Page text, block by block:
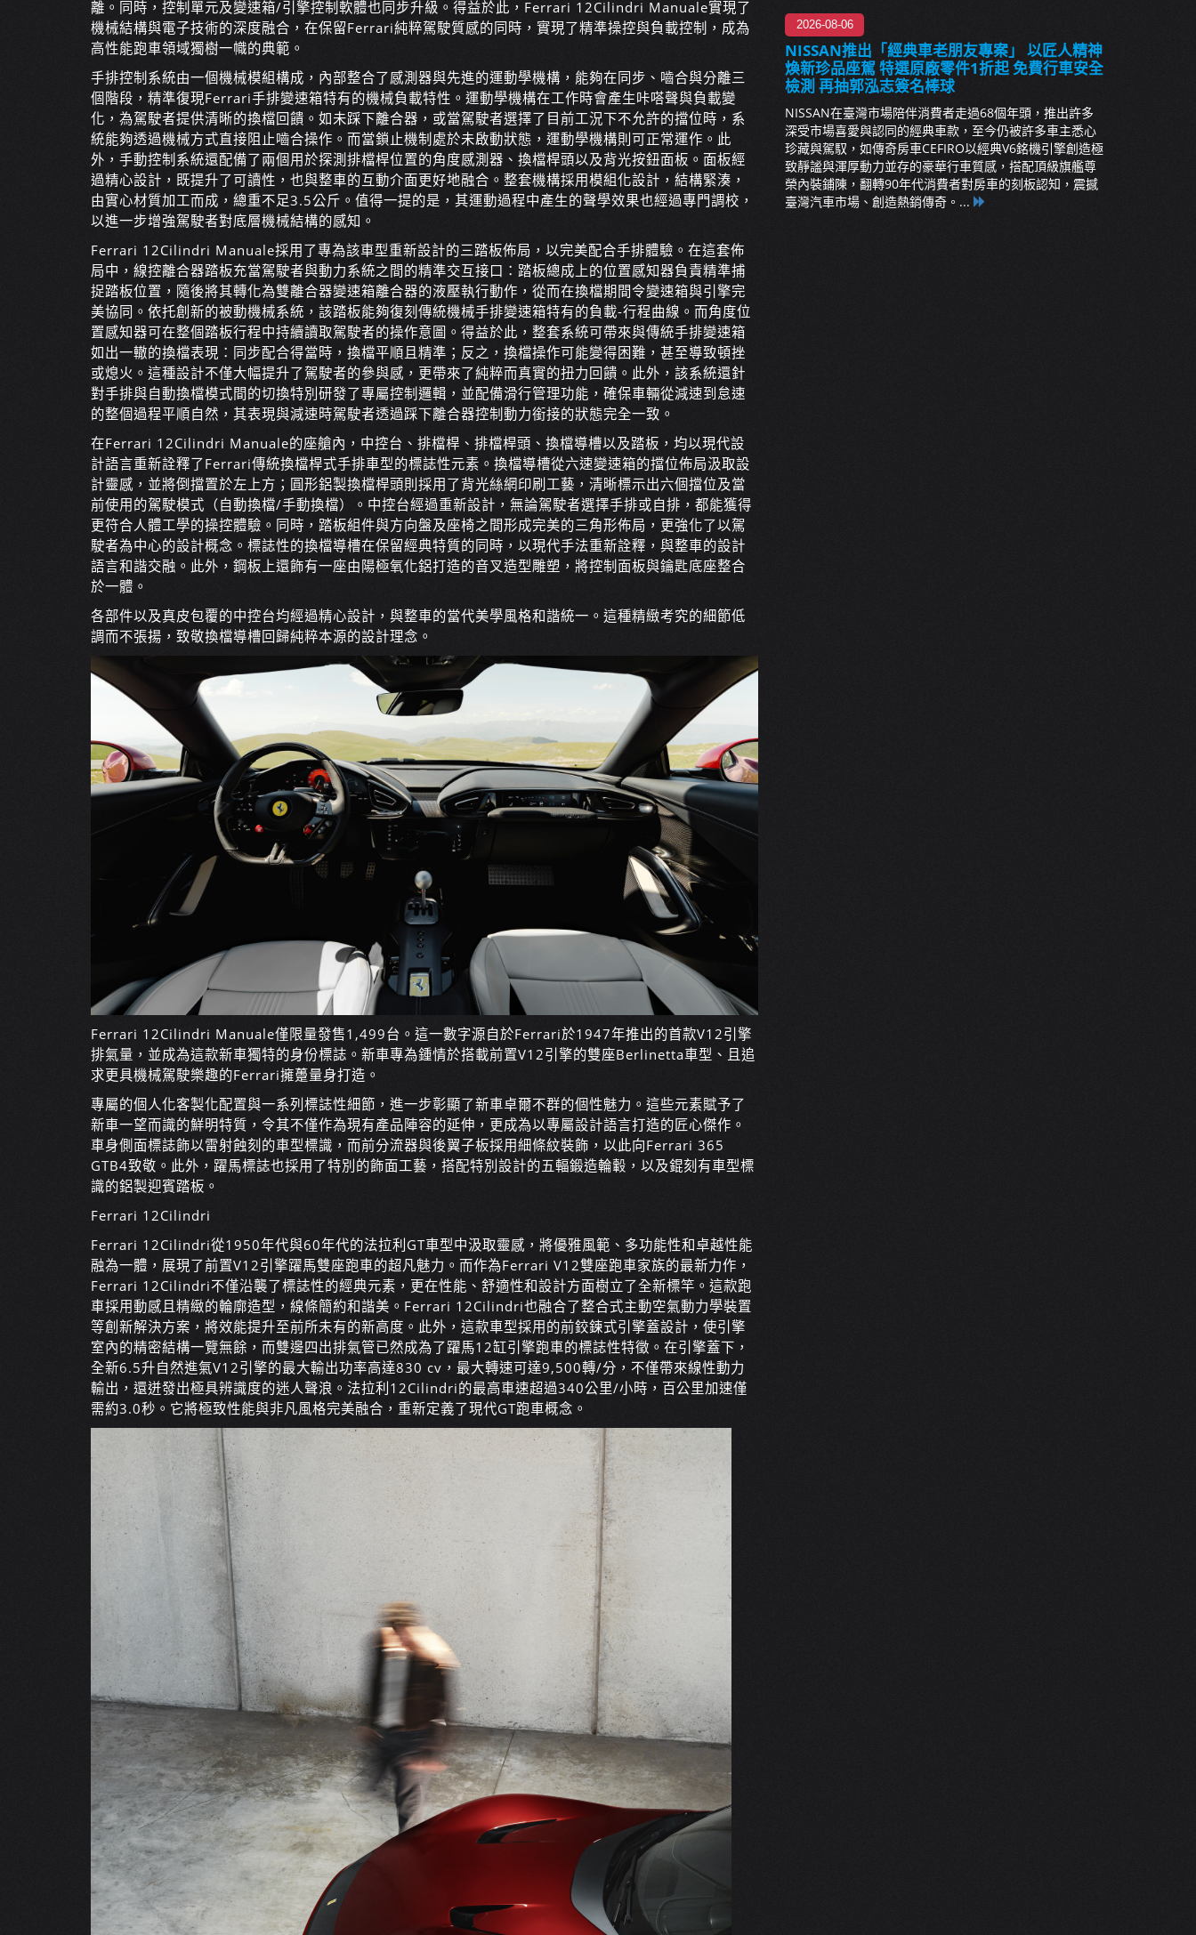
離。同時，控制單元及變速箱/引擎控制軟體也同步升級。得益於此，Ferrari 12Cilindri Manuale實現了
機械結構與電子技術的深度融合，在保留Ferrari純粹駕駛質感的同時，實現了精準操控與負載控制，成為
高性能跑車領域獨樹一幟的典範。
手排控制系統由一個機械模組構成，內部整合了感測器與先進的運動學機構，能夠在同步、嚙合與分離三
個階段，精準復現Ferrari手排變速箱特有的機械負載特性。運動學機構在工作時會產生咔嗒聲與負載變
化，為駕駛者提供清晰的換檔回饋。如未踩下離合器，或當駕駛者選擇了目前工況下不允許的擋位時，系
統能夠透過機械方式直接阻止嚙合操作。而當鎖止機制處於未啟動狀態，運動學機構則可正常運作。此
外，手動控制系統還配備了兩個用於探測排檔桿位置的角度感測器、換檔桿頭以及背光按鈕面板。面板經
過精心設計，既提升了可讀性，也與整車的互動介面更好地融合。整套機構採用模組化設計，結構緊湊，
由實心材質加工而成，總重不足3.5公斤。值得一提的是，其運動過程中產生的聲學效果也經過專門調校，
以進一步增強駕駛者對底層機械結構的感知。
Ferrari 12Cilindri Manuale採用了專為該車型重新設計的三踏板佈局，以完美配合手排體驗。在這套佈
局中，線控離合器踏板充當駕駛者與動力系統之間的精準交互接口：踏板總成上的位置感知器負責精準捕
捉踏板位置，隨後將其轉化為雙離合器變速箱離合器的液壓執行動作，從而在換檔期間令變速箱與引擎完
美協同。依托創新的被動機械系統，該踏板能夠復刻傳統機械手排變速箱特有的負載-行程曲線。而角度位
置感知器可在整個踏板行程中持續讀取駕駛者的操作意圖。得益於此，整套系統可帶來與傳統手排變速箱
如出一轍的換檔表現：同步配合得當時，換檔平順且精準；反之，換檔操作可能變得困難，甚至導致頓挫
或熄火。這種設計不僅大幅提升了駕駛者的參與感，更帶來了純粹而真實的扭力回饋。此外，該系統還針
對手排與自動換檔模式間的切換特別研發了專屬控制邏輯，並配備滑行管理功能，確保車輛從減速到怠速
的整個過程平順自然，其表現與減速時駕駛者透過踩下離合器控制動力銜接的狀態完全一致。
在Ferrari 12Cilindri Manuale的座艙內，中控台、排檔桿、排檔桿頭、換檔導槽以及踏板，均以現代設
計語言重新詮釋了Ferrari傳統換檔桿式手排車型的標誌性元素。換檔導槽從六速變速箱的擋位佈局汲取設
計靈感，並將倒擋置於左上方；圓形鋁製換檔桿頭則採用了背光絲網印刷工藝，清晰標示出六個擋位及當
前使用的駕駛模式（自動換檔/手動換檔）。中控台經過重新設計，無論駕駛者選擇手排或自排，都能獲得
更符合人體工學的操控體驗。同時，踏板組件與方向盤及座椅之間形成完美的三角形佈局，更強化了以駕
駛者為中心的設計概念。標誌性的換檔導槽在保留經典特質的同時，以現代手法重新詮釋，與整車的設計
語言和諧交融。此外，鋼板上還飾有一座由陽極氧化鋁打造的音叉造型雕塑，將控制面板與鑰匙底座整合
於一體。
各部件以及真皮包覆的中控台均經過精心設計，與整車的當代美學風格和諧統一。這種精緻考究的細節低
調而不張揚，致敬換檔導槽回歸純粹本源的設計理念。
Ferrari 12Cilindri Manuale僅限量發售1,499台。這一數字源自於Ferrari於1947年推出的首款V12引擎
排氣量，並成為這款新車獨特的身份標誌。新車專為鍾情於搭載前置V12引擎的雙座Berlinetta車型、且追
求更具機械駕駛樂趣的Ferrari擁躉量身打造。
專屬的個人化客製化配置與一系列標誌性細節，進一步彰顯了新車卓爾不群的個性魅力。這些元素賦予了
新車一望而識的鮮明特質，令其不僅作為現有產品陣容的延伸，更成為以專屬設計語言打造的匠心傑作。
車身側面標誌飾以雷射蝕刻的車型標識，而前分流器與後翼子板採用細條紋裝飾，以此向Ferrari 365
GTB4致敬。此外，躍馬標誌也採用了特別的飾面工藝，搭配特別設計的五輻鍛造輪轂，以及錕刻有車型標
識的鋁製迎賓踏板。
Ferrari 12Cilindri
Ferrari 12Cilindri從1950年代與60年代的法拉利GT車型中汲取靈感，將優雅風範、多功能性和卓越性能
融為一體，展現了前置V12引擎躍馬雙座跑車的超凡魅力。而作為Ferrari V12雙座跑車家族的最新力作，
Ferrari 12Cilindri不僅沿襲了標誌性的經典元素，更在性能、舒適性和設計方面樹立了全新標竿。這款跑
車採用動感且精緻的輪廓造型，線條簡約和諧美。Ferrari 12Cilindri也融合了整合式主動空氣動力學裝置
等創新解決方案，將效能提升至前所未有的新高度。此外，這款車型採用的前鉸鍊式引擎蓋設計，使引擎
室內的精密結構一覽無餘，而雙邊四出排氣管已然成為了躍馬12缸引擎跑車的標誌性特徵。在引擎蓋下，
全新6.5升自然進氣V12引擎的最大輸出功率高達830 cv，最大轉速可達9,500轉/分，不僅帶來線性動力
輸出，還迸發出極具辨識度的迷人聲浪。法拉利12Cilindri的最高車速超過340公里/小時，百公里加速僅
需約3.0秒。它將極致性能與非凡風格完美融合，重新定義了現代GT跑車概念。
2026-08-06
NISSAN推出「經典車老朋友專案」 以匠人精神
煥新珍品座駕 特選原廠零件1折起 免費行車安全
檢測 再抽郭泓志簽名棒球
NISSAN在臺灣市場陪伴消費者走過68個年頭，推出許多
深受市場喜愛與認同的經典車款，至今仍被許多車主悉心
珍藏與駕馭，如傳奇房車CEFIRO以經典V6銘機引擎創造極
致靜謐與渾厚動力並存的豪華行車質感，搭配頂級旗艦尊
榮內裝鋪陳，翻轉90年代消費者對房車的刻板認知，震撼
臺灣汽車市場、創造熱銷傳奇。...